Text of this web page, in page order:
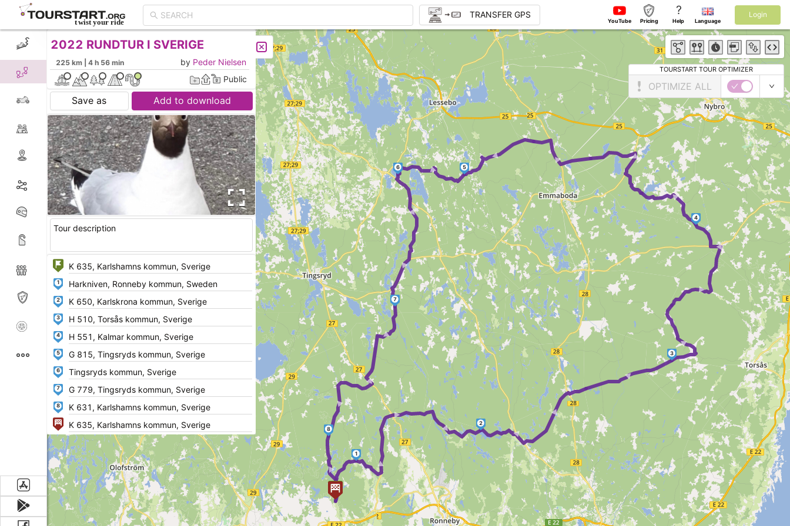
►
►
►
► ►
►
►
►
►
►
► ►
► ►
► ► ►
► ► ►
1
2
3
4
5
6
7
8
TRANSFER GPS
YouTube Pricing
?
Help Language
Login
CREATE TOUR LIST
2022 RUNDTUR I SVERIGE
225 km | 4 h 56 min by Peder Nielsen
Public
Save as Add to download
Tour description
1
2
3
4
5
6
7
8
TOURSTART TOUR OPTIMIZER
OPTIMIZE ALL